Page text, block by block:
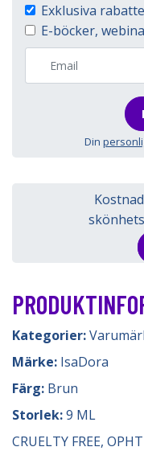
Exklusiva
E-böcker,
Din
Kategorier:
Märke: IsaDora
Färg: Brun
Storlek:9 ML
CRUELTY FREE,